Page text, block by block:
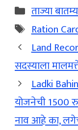
Categories
ताज्या
Tags
Ration
Land
सदस्याला
Ladki
योजनेची 1500
नाव आहे का,